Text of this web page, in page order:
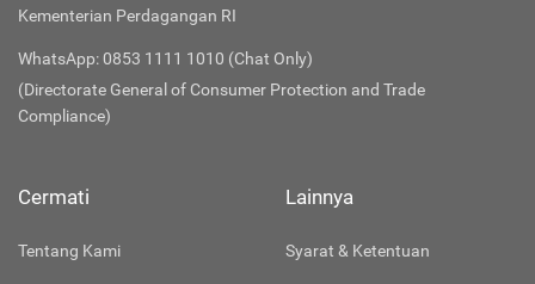
Kementerian Perdagangan RI
WhatsApp: 0853 1111 1010 (Chat Only)
(Directorate General of Consumer Protection and Trade
Compliance)
Cermati
Tentang Kami
Lainnya
Syarat & Ketentuan